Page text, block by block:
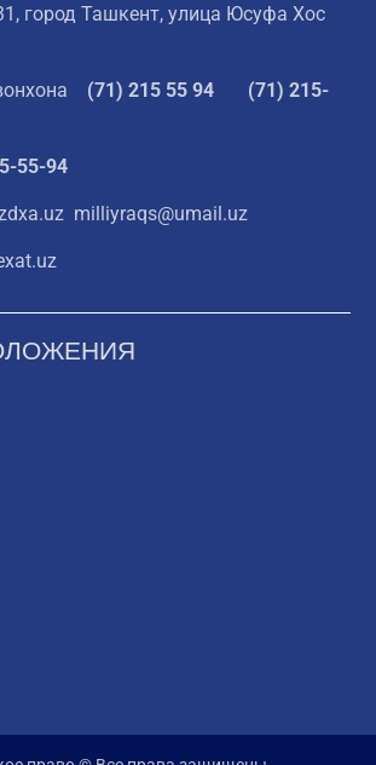
город Ташкент, улица Юсуфа Хос
(71) 215 55 94
(71) 215-
55-94
milliyraqs@umail.uz